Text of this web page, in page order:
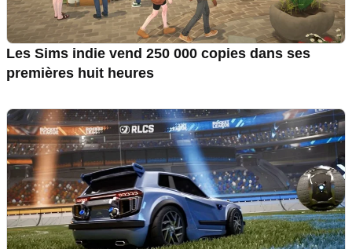
Les Sims indie vend 250 000 copies dans ses
premières huit heures